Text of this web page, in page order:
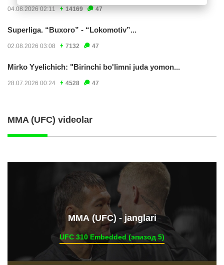
04.08.2026 02:11 14169 47
Superliga. “Buxoro” - “Lokomotiv”...
02.08.2026 03:08 7132 47
Mirko Yyelichich: "Birinchi bo'limni juda yomon...
28.07.2026 00:24 4528 47
MMA (UFC) videolar
ММА (UFC) - janglari
UFC 310 Embedded (эпизод 5)